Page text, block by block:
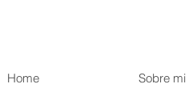
Home Sobre mi